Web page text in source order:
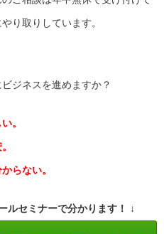
り取りしています。
ジネスを進めますか？
。
らない。
ルセミナーで分かります！ ↓